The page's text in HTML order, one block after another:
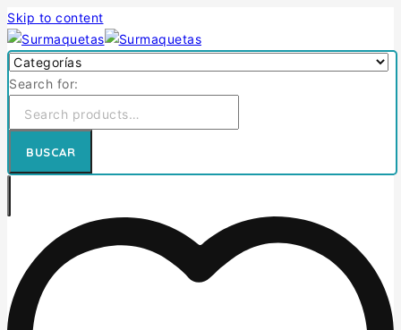
Skip to content
Search for:
BUSCAR